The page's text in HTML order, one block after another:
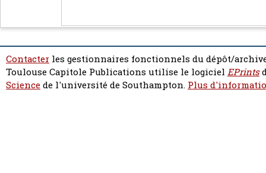
Contacter les gestionnaires fonctionnels du dépôt/
Toulouse Capitole Publications utilise le logiciel EPrints
Sciencede l'université de Southampton. Plus